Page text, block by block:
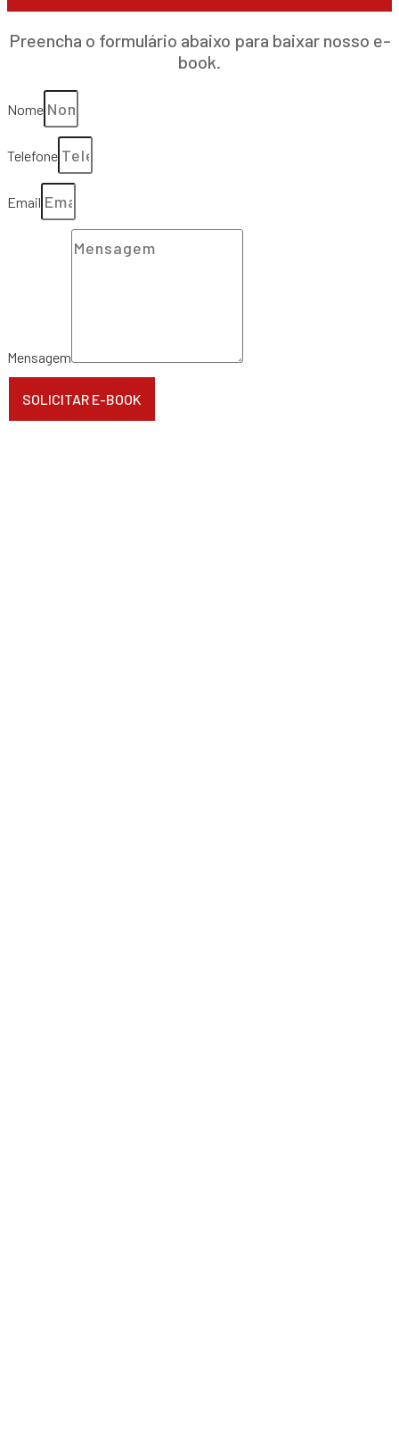
Preencha o formulário abaixo para baixar nosso e-
book.
Nome
Telefone
Email
Mensagem
SOLICITAR E-BOOK